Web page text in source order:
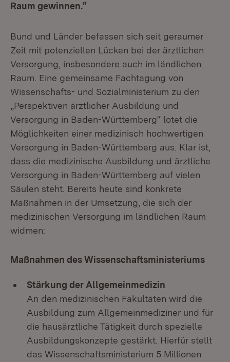
Raum gewinnen.“
Bund und Länder befassen sich seit geraumer
Zeit mit potenziellen Lücken bei der ärztlichen
Versorgung, insbesondere auch im ländlichen
Raum. Eine gemeinsame Fachtagung von
Wissenschafts- und Sozialministerium zu den
„Perspektiven ärztlicher Ausbildung und
Versorgung in Baden-Württemberg“ lotet die
Möglichkeiten einer medizinisch hochwertigen
Versorgung in Baden-Württemberg aus. Klar ist,
dass die medizinische Ausbildung und ärztliche
Versorgung in Baden-Württemberg auf vielen
Säulen steht. Bereits heute sind konkrete
Maßnahmen in der Umsetzung, die sich der
medizinischen Versorgung im ländlichen Raum
widmen:
Maßnahmen des Wissenschaftsministeriums
Stärkung der Allgemeinmedizin
An den medizinischen Fakultäten wird die
Ausbildung zum Allgemeinmediziner und für
die hausärztliche Tätigkeit durch spezielle
Ausbildungskonzepte gestärkt. Hierfür stellt
das Wissenschaftsministerium 5 Millionen